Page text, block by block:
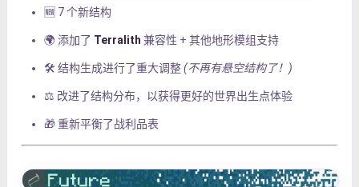
🆕 7 个新结构
🌍 添加了 Terralith 兼容性 + 其他地形模组支持
🛠 结构生成进行了重大调整(不再有悬空结构了！)
⚖ 改进了结构分布，以获得更好的世界出生点体验
🎁 重新平衡了战利品表